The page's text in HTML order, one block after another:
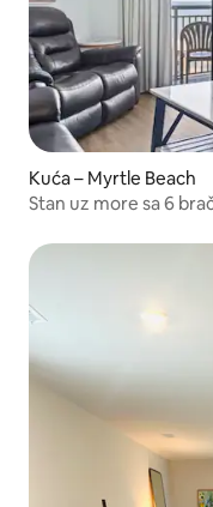
Kuća – Myrtle Beach
Stan uz more sa 6